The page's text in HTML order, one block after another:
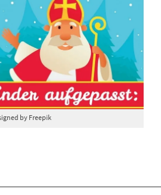
by Freepik